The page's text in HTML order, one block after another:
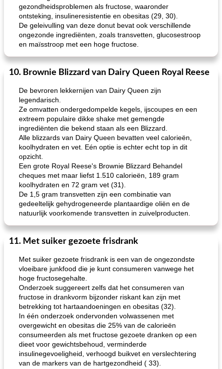
gezondheidsproblemen als fructose, waaronder
ontsteking, insulineresistentie en obesitas (29, 30).
De geleivulling van deze donut bevat ook verschillende
ongezonde ingrediënten, zoals transvetten, glucosestroop
en maïsstroop met een hoge fructose.
10. Brownie Blizzard van Dairy Queen Royal Reese
De bevroren lekkernijen van Dairy Queen zijn
legendarisch.
Ze omvatten ondergedompelde kegels, ijscoupes en een
extreem populaire dikke shake met gemengde
ingrediënten die bekend staan ​​als een Blizzard.
Alle blizzards van Dairy Queen bevatten veel calorieën,
koolhydraten en vet. Eén optie is echter echt top in dit
opzicht.
Een grote Royal Reese's Brownie Blizzard Behandel
cheques met maar liefst 1.510 calorieën, 189 gram
koolhydraten en 72 gram vet (31).
De 1,5 gram transvetten zijn een combinatie van
gedeeltelijk gehydrogeneerde plantaardige oliën en de
natuurlijk voorkomende transvetten in zuivelproducten.
11. Met suiker gezoete frisdrank
Met suiker gezoete frisdrank is een van de ongezondste
vloeibare junkfood die je kunt consumeren vanwege het
hoge fructosegehalte.
Onderzoek suggereert zelfs dat het consumeren van
fructose in drankvorm bijzonder riskant kan zijn met
betrekking tot hartaandoeningen en obesitas (32).
In één onderzoek ondervonden volwassenen met
overgewicht en obesitas die 25% van de calorieën
consumeerden als met fructose gezoete dranken op een
dieet voor gewichtsbehoud, verminderde
insulinegevoeligheid, verhoogd buikvet en verslechtering
van de markers van de hartgezondheid ( 33).